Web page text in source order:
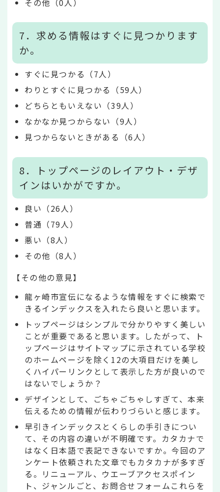
その他（0人）
7．求める情報はすぐに見つかります
か。
すぐに見つかる（7人）
わりとすぐに見つかる（59人）
どちらともいえない（39人）
なかなか見つからない（9人）
見つからないときがある（6人）
8．トップページのレイアウト・デザ
インはいかがですか。
良い（26人）
普通（79人）
悪い（8人）
その他（8人）
【その他の意見】
龍ヶ崎市宣伝になるような情報をすぐに検索で
きるインデックスを入れたら良いと思います。
トップページはシンプルで分かりやすく美しい
ことが重要であると思います。したがって、ト
ップページはサイトマップに示されている学校
のホームページを除く12の大項目だけを美し
くハイパーリンクとして表示した方が良いので
はないでしょうか？
デザインとして、ごちゃごちゃしすぎて、本来
伝えるための情報が伝わりづらいと感じます。
早引きインデックスとくらしの手引きについ
て、その内容の違いが不明確です。カタカナで
はなく日本語で表記できないですか。今回のア
ンケート依頼された文章でもカタカナが多すぎ
る。リニューアル、ウエーブアクセスポイン
ト、ジャンルごと、お問合せフォームこれらを